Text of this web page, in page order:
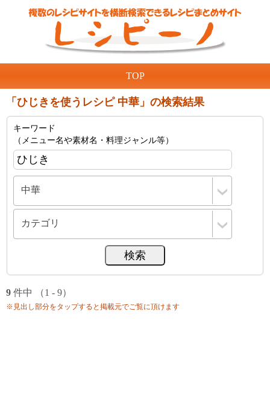
TOP
「ひじきを使うレシピ 中華」の検索結果
キーワード
（メニュー名や素材名・料理ジャンル等）
9 件中 （1 - 9）
※見出し部分をタップすると掲載元でご覧に頂けます